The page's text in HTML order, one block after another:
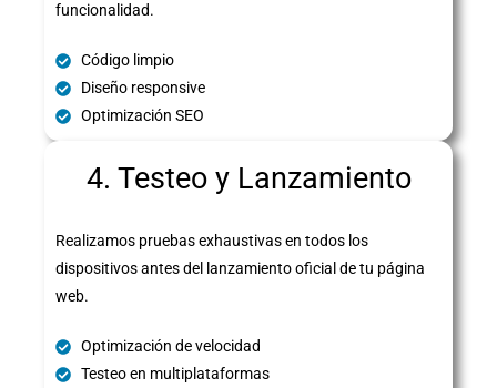
funcionalidad.
Código limpio
Diseño responsive
Optimización SEO
4. Testeo y Lanzamiento
Realizamos pruebas exhaustivas en todos los
dispositivos antes del lanzamiento oficial de tu página
web.
Optimización de velocidad
Testeo en multiplataformas